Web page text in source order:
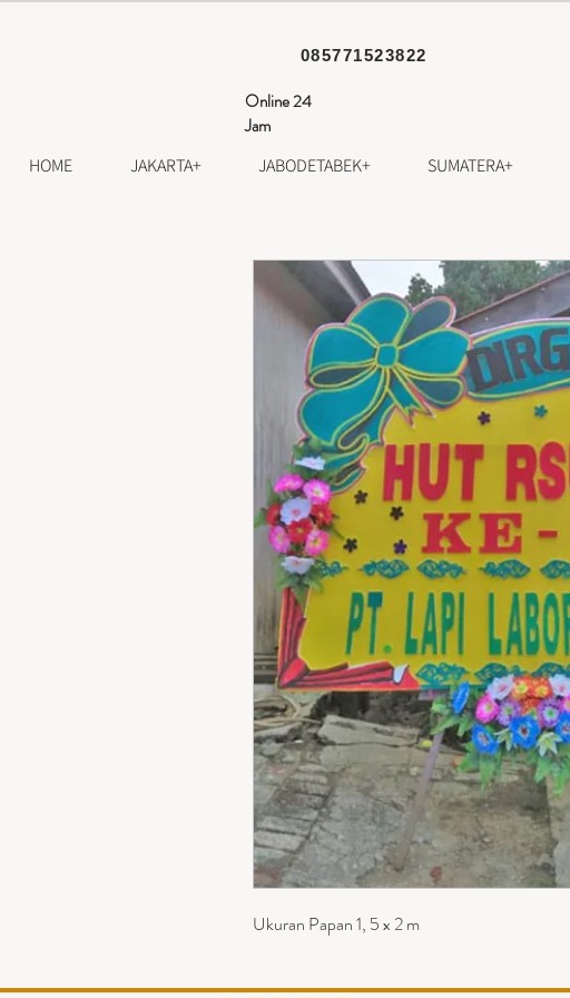
085771523822
Online 24
Jam
HOME JAKARTA+ JABODETABEK+ SUMATERA+
Ukuran Papan 1, 5 x 2 m